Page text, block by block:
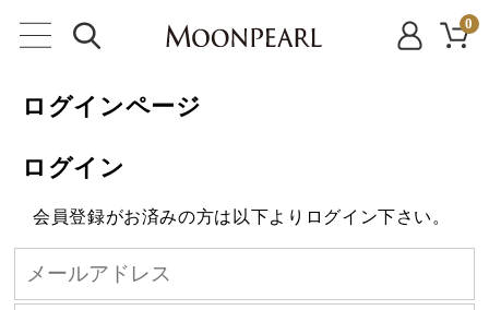
0
ログインページ
ログイン
会員登録がお済みの方は以下よりログイン下さい。